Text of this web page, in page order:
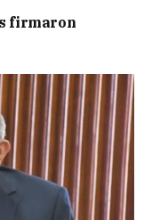
firmaron